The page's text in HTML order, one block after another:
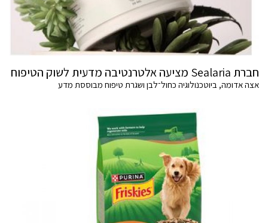
חברת Sealaria מציעה אלטרנטיבה מדעית לשוק הטיפוח
אצה אדומה, ביוטכנולוגיה כחול־לבן ושגרת טיפוח מבוססת מדע